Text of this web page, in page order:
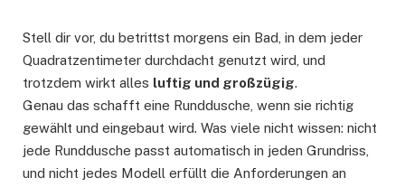
Stell dir vor, du betrittst morgens ein Bad, in dem jeder
Quadratzentimeter durchdacht genutzt wird, und
trotzdem wirkt alles luftig und großzügig.
Genau das schafft eine Runddusche, wenn sie richtig
gewählt und eingebaut wird. Was viele nicht wissen: nicht
jede Runddusche passt automatisch in jeden Grundriss,
und nicht jedes Modell erfüllt die Anforderungen an